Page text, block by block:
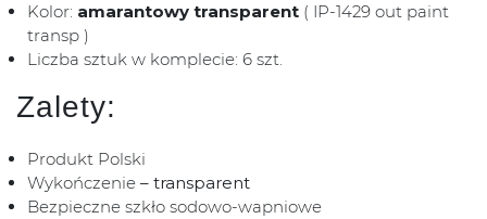
Kolor: amarantowy transparent ( IP-1429 out paint
transp )
Liczba sztuk w komplecie: 6 szt.
Zalety:
Produkt Polski
Wykończenie – transparent
Bezpieczne szkło sodowo-wapniowe